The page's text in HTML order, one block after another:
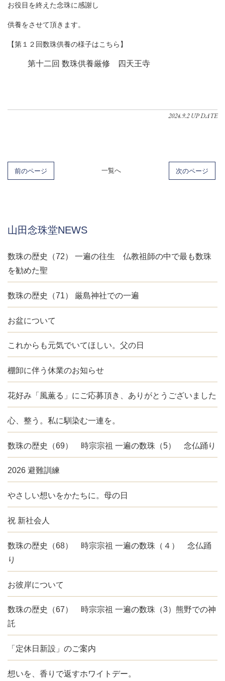
お役目を終えた念珠に感謝し
供養をさせて頂きます。
【第１２回数珠供養の様子はこちら】
第十二回 数珠供養厳修 四天王寺
2024.9.2 UP DATE
前のページ 一覧へ 次のページ
山田念珠堂NEWS
数珠の歴史（72） 一遍の往生 仏教祖師の中で最も数珠
を勧めた聖
数珠の歴史（71） 厳島神社での一遍
お盆について
これからも元気でいてほしい。父の日
棚卸に伴う休業のお知らせ
花好み「風薫る」にご応募頂き、ありがとうございました
心、整う。私に馴染む一連を。
数珠の歴史（69） 時宗宗祖 一遍の数珠（5） 念仏踊り
2026 避難訓練
やさしい想いをかたちに。母の日
祝 新社会人
数珠の歴史（68） 時宗宗祖 一遍の数珠（４） 念仏踊
り
お彼岸について
数珠の歴史（67） 時宗宗祖 一遍の数珠（3）熊野での神
託
「定休日新設」のご案内
想いを、香りで返すホワイトデー。